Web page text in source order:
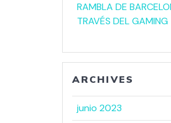
RAMBLA DE
TRAVÉS DEL GAMING
ARCHIVES
junio 2023